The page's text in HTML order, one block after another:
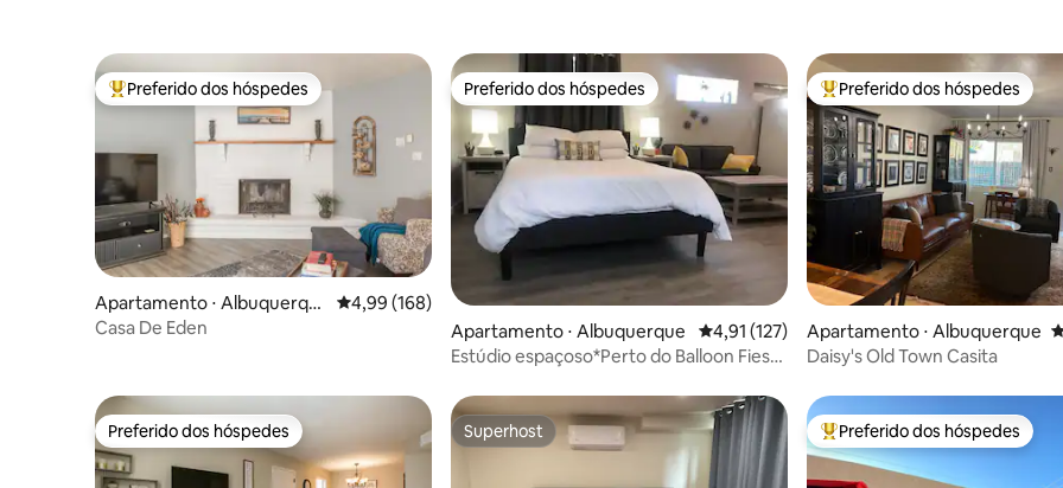
Entre os melhores preferidos dos hóspedes
Preferido dos hóspedes
Apartamento ⋅ Albuquerqu
e
4,99 de uma avaliação média de 5, 168 avaliações
4,99 (168)
Casa De Eden
Preferido dos hóspedes
Preferido dos hóspedes
Apartamento ⋅ Albuquerque 4,91 de uma avaliação média de 5, 127
4,91 (127)
Estúdio espaçoso*Perto do Balloon Fiesta
Entre os melhores preferidos
Preferido dos hóspedes
Apartamento ⋅ Albuquerque
Daisy's Old Town Casita
Preferido dos hóspedes
Preferido dos hóspedes Superhost
Superhost Entre os melhores preferidos
Preferido dos hóspedes